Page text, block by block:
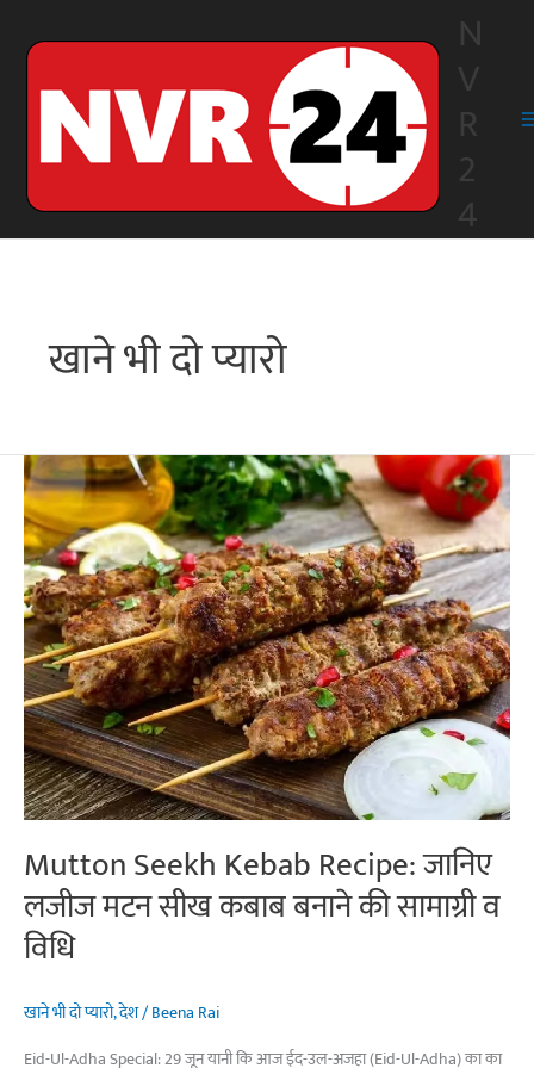
N
V
R
2
4
खाने भी दो प्यारो
Mutton Seekh Kebab Recipe: जानिए
लजीज मटन सीख कबाब बनाने की सामाग्री व
विधि
खाने भी दो प्यारो,देश/Beena Rai
Eid-Ul-Adha Special: 29 जून यानी कि आज ईद-उल-अजहा (Eid-Ul-Adha) का का